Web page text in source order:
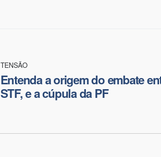
TENSÃO
Entenda a origem do embate
STF, e a cúpula da PF